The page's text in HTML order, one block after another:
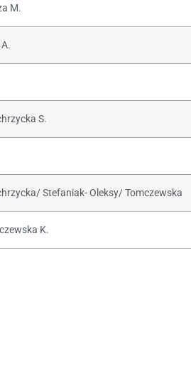
M.
S.
Stefaniak- Oleksy/ Tomczewska
K.